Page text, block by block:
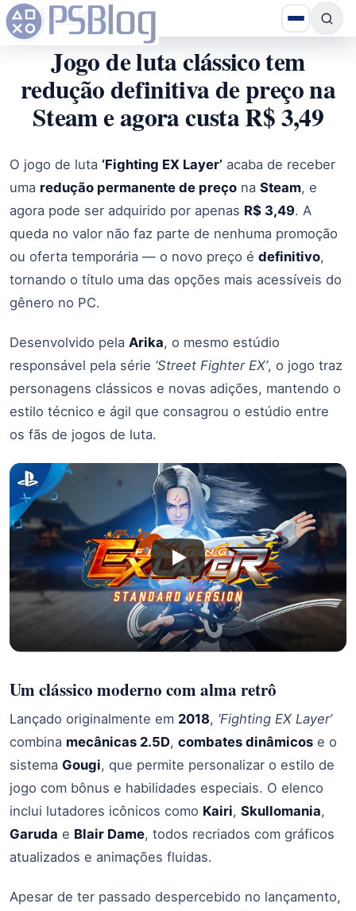
Jogo de luta clássico tem
redução definitiva de preço na
Steam e agora custa R$ 3,49
O jogo de luta ‘Fighting EX Layer’ acaba de receber
uma redução permanente de preço na Steam, e
agora pode ser adquirido por apenas R$ 3,49. A
queda no valor não faz parte de nenhuma promoção
ou oferta temporária — o novo preço é definitivo,
tornando o título uma das opções mais acessíveis do
gênero no PC.
Desenvolvido pela Arika, o mesmo estúdio
responsável pela série ‘Street Fighter EX’, o jogo traz
personagens clássicos e novas adições, mantendo o
estilo técnico e ágil que consagrou o estúdio entre
os fãs de jogos de luta.
Um clássico moderno com alma retrô
Lançado originalmente em 2018, ‘Fighting EX Layer’
combina mecânicas 2.5D, combates dinâmicos e o
sistema Gougi, que permite personalizar o estilo de
jogo com bônus e habilidades especiais. O elenco
inclui lutadores icônicos como Kairi, Skullomania,
Garuda e Blair Dame, todos recriados com gráficos
atualizados e animações fluidas.
Apesar de ter passado despercebido no lançamento,